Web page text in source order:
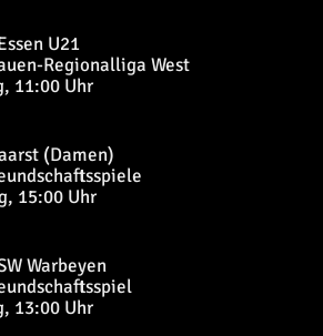
U21
Regionalliga West
11:00 Uhr
(Damen)
15:00 Uhr
Warbeyen
13:00 Uhr